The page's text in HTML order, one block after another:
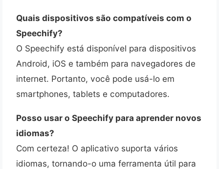
Quais dispositivos são compatíveis com o
Speechify?
O Speechify está disponível para dispositivos
Android, iOS e também para navegadores de
internet. Portanto, você pode usá-lo em
smartphones, tablets e computadores.
Posso usar o Speechify para aprender novos
idiomas?
Com certeza! O aplicativo suporta vários
idiomas, tornando-o uma ferramenta útil para